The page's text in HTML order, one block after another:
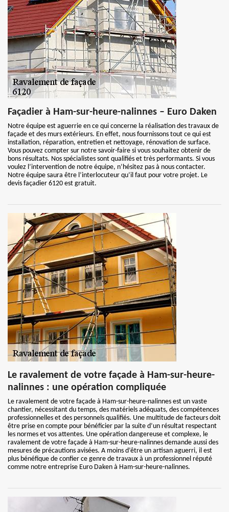
Façadier à Ham-sur-heure-nalinnes – Euro Daken
Notre équipe est aguerrie en ce qui concerne la réalisation des travaux de
façade et des murs extérieurs. En effet, nous fournissons tout ce qui est
installation, réparation, entretien et nettoyage, rénovation de surface.
Vous pouvez compter sur notre savoir-faire si vous souhaitez obtenir de
bons résultats. Nos spécialistes sont qualifiés et très performants. Si vous
voulez l’intervention de notre équipe, n’hésitez pas à nous contacter.
Notre équipe saura être l’interlocuteur qu’il faut pour votre projet. Le
devis façadier 6120 est gratuit.
Le ravalement de votre façade à Ham-sur-heure-
nalinnes : une opération compliquée
Le ravalement de votre façade à Ham-sur-heure-nalinnes est un vaste
chantier, nécessitant du temps, des matériels adéquats, des compétences
professionnelles et des personnels qualifiés. Une multitude de facteurs doit
être prise en compte pour bénéficier par la suite d’un résultat respectant
les normes et vos attentes. Une opération dangereuse et complexe, le
ravalement de votre façade à Ham-sur-heure-nalinnes demande aussi des
mesures de précautions avisées. A moins d’être un artisan aguerri, il est
plus bénéfique de confier ce genre de travaux à un professionnel réputé
comme notre entreprise Euro Daken à Ham-sur-heure-nalinnes.